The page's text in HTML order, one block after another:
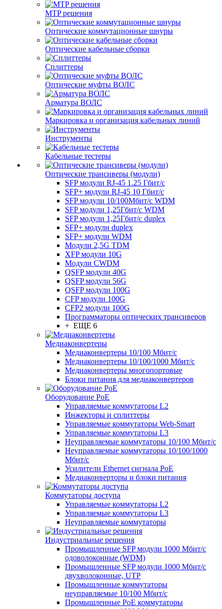
MTP решения
Оптические коммутационные шнуры
Оптические кабельные сборки
Сплиттеры
Оптические муфты ВОЛС
Арматура ВОЛС
Маркировка и организация кабельных линий
Инструменты
Кабельные тестеры
Оптические трансиверы (модули)
SFP модули RJ-45 1.25 Гбит/c
SFP+ модули RJ-45 10 Гбит/c
SFP модули 10/100Мбит/с WDM
SFP модули 1,25Гбит/с WDM
SFP модули 1,25Гбит/с duplex
SFP+ модули duplex
SFP+ модули WDM
Модули 2,5G TDM
XFP модули 10G
Модули CWDM
QSFP модули 40G
QSFP модули 56G
QSFP модули 100G
CFP модули 100G
CFP2 модули 100G
Программаторы оптических трансиверов
+ ЕЩЕ 6
Медиаконвертеры
Медиаконвертеры 10/100 Мбит/с
Медиаконвертеры 10/100/1000 Мбит/c
Медиаконвертеры многопортовые
Блоки питания для медиаконвертеров
Оборудование PoE
Управляемые коммутаторы L2
Инжекторы и сплиттеры
Управляемые коммутаторы Web-Smart
Управляемые коммутаторы L3
Неуправляемые коммутаторы 10/100 Мбит/с
Неуправляемые коммутаторы 10/100/1000
Мбит/с
Усилители Ethernet сигнала PoE
Медиаконверторы и блоки питания
Коммутаторы доступа
Управляемые коммутаторы L2
Управляемые коммутаторы L3
Неуправляемые коммутаторы
Индустриальные решения
Промышленные SFP модули 1000 Мбит/c
одоволоконные (WDM)
Промышленные SFP модули 1000 Мбит/c
двухволоконные, UTP
Промышленные коммутаторы
неуправляемые 10/100 Мбит/с
Промышленные PoE коммутаторы